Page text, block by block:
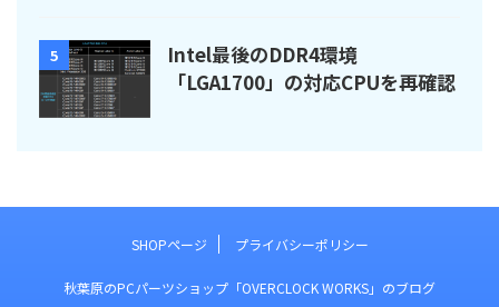
5
Intel最後のDDR4環境
「LGA1700」の対応CPUを再確認
SHOPページ プライバシーポリシー
秋葉原のPCパーツショップ「OVERCLOCK WORKS」のブログ